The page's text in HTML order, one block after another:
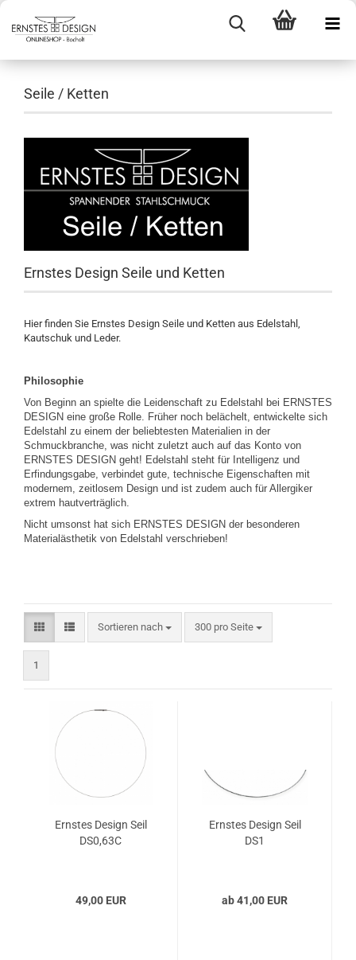
Seile / Ketten
Ernstes Design Seile und Ketten
Hier finden Sie Ernstes Design Seile und Ketten aus Edelstahl,
Kautschuk und Leder.
Philosophie
Von Beginn an spielte die Leidenschaft zu Edelstahl bei ERNSTES
DESIGN eine große Rolle. Früher noch belächelt, entwickelte sich
Edelstahl zu einem der beliebtesten Materialien in der
Schmuckbranche, was nicht zuletzt auch auf das Konto von
ERNSTES DESIGN geht! Edelstahl steht für Intelligenz und
Erfindungsgabe, verbindet gute, technische Eigenschaften mit
modernem, zeitlosem Design und ist zudem auch für Allergiker
extrem hautverträglich.
Nicht umsonst hat sich ERNSTES DESIGN der besonderen
Materialästhetik von Edelstahl verschrieben!
Sortieren nach
Sortieren nach 300 pro Seite
pro Seite
1
Ernstes Design Seil
DS0,63C
49,00 EUR
Ernstes Design Seil
DS1
ab 41,00 EUR